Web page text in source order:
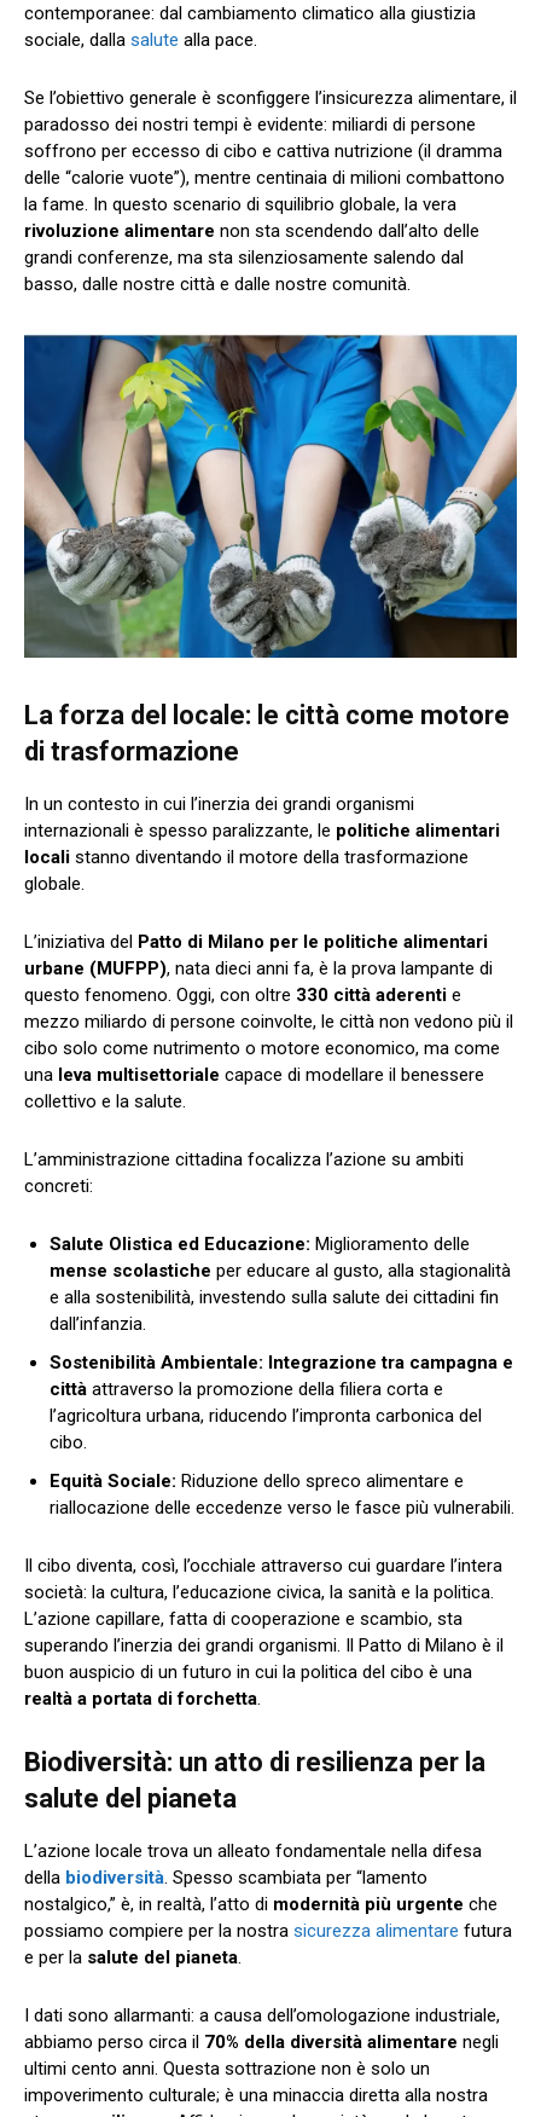
contemporanee: dal cambiamento climatico alla giustizia
sociale, dalla salute alla pace.
Se l’obiettivo generale è sconfiggere l’insicurezza alimentare, il
paradosso dei nostri tempi è evidente: miliardi di persone
soffrono per eccesso di cibo e cattiva nutrizione (il dramma
delle “calorie vuote”), mentre centinaia di milioni combattono
la fame. In questo scenario di squilibrio globale, la vera
rivoluzione alimentare non sta scendendo dall’alto delle
grandi conferenze, ma sta silenziosamente salendo dal
basso, dalle nostre città e dalle nostre comunità.
La forza del locale: le città come motore
di trasformazione
In un contesto in cui l’inerzia dei grandi organismi
internazionali è spesso paralizzante, le politiche alimentari
locali stanno diventando il motore della trasformazione
globale.
L’iniziativa del Patto di Milano per le politiche alimentari
urbane (MUFPP), nata dieci anni fa, è la prova lampante di
questo fenomeno. Oggi, con oltre 330 città aderenti e
mezzo miliardo di persone coinvolte, le città non vedono più il
cibo solo come nutrimento o motore economico, ma come
una leva multisettoriale capace di modellare il benessere
collettivo e la salute.
L’amministrazione cittadina focalizza l’azione su ambiti
concreti:
Salute Olistica ed Educazione: Miglioramento delle
mense scolastiche per educare al gusto, alla stagionalità
e alla sostenibilità, investendo sulla salute dei cittadini fin
dall’infanzia.
Sostenibilità Ambientale: Integrazione tra campagna e
città attraverso la promozione della filiera corta e
l’agricoltura urbana, riducendo l’impronta carbonica del
cibo.
Equità Sociale: Riduzione dello spreco alimentare e
riallocazione delle eccedenze verso le fasce più vulnerabili.
Il cibo diventa, così, l’occhiale attraverso cui guardare l’intera
società: la cultura, l’educazione civica, la sanità e la politica.
L’azione capillare, fatta di cooperazione e scambio, sta
superando l’inerzia dei grandi organismi. Il Patto di Milano è il
buon auspicio di un futuro in cui la politica del cibo è una
realtà a portata di forchetta.
Biodiversità: un atto di resilienza per la
salute del pianeta
L’azione locale trova un alleato fondamentale nella difesa
della biodiversità. Spesso scambiata per “lamento
nostalgico,” è, in realtà, l’atto di modernità più urgente che
possiamo compiere per la nostra sicurezza alimentare futura
e per la salute del pianeta.
I dati sono allarmanti: a causa dell’omologazione industriale,
abbiamo perso circa il 70% della diversità alimentare negli
ultimi cento anni. Questa sottrazione non è solo un
impoverimento culturale; è una minaccia diretta alla nostra